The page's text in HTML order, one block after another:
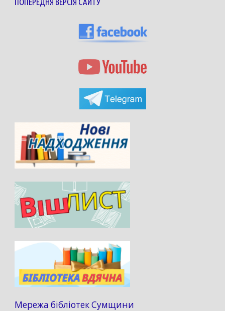
ПОПЕРЕДНЯ ВЕРСІЯ САЙТУ
Мережа бібліотек Сумщини